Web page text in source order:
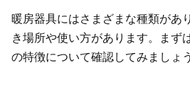
暖房器具にはさまざまな種類があ
き場所や使い方があります。まず
の特徴について確認してみましょう